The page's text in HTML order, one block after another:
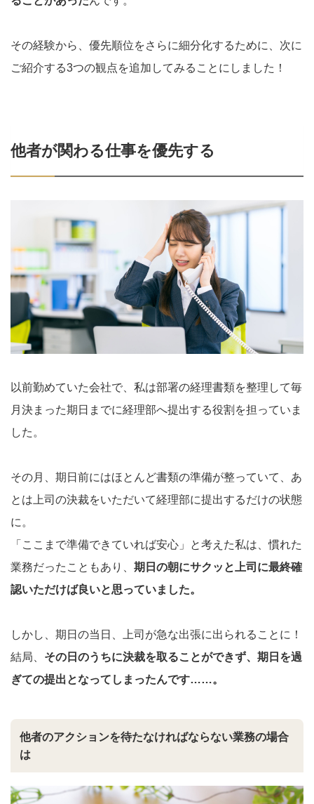
その経験から、優先順位をさらに細分化するために、次に
ご紹介する3つの観点を追加してみることにしました！
他者が関わる仕事を優先する
以前勤めていた会社で、私は部署の経理書類を整理して毎
月決まった期日までに経理部へ提出する役割を担っていま
した。
その月、期日前にはほとんど書類の準備が整っていて、あ
とは上司の決裁をいただいて経理部に提出するだけの状態
に。
「ここまで準備できていれば安心」と考えた私は、慣れた
業務だったこともあり、 期日の朝にサクッと上司に最終確
認いただけば良いと思っていました。
しかし、期日の当日、上司が急な出張に出られることに！
結局、 その日のうちに決裁を取ることができず、期日を過
ぎての提出となってしまったんです……。
他者のアクションを待たなければならない業務の場合
は